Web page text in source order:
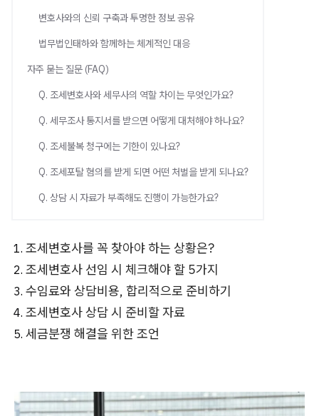
변호사와의 신뢰 구축과 투명한 정보 공유
법무법인태하와 함께하는 체계적인 대응
자주 묻는 질문 (FAQ)
Q. 조세변호사와 세무사의 역할 차이는 무엇인가요?
Q. 세무조사 통지서를 받으면 어떻게 대처해야 하나요?
Q. 조세불복 청구에는 기한이 있나요?
Q. 조세포탈 혐의를 받게 되면 어떤 처벌을 받게 되나요?
Q. 상담 시 자료가 부족해도 진행이 가능한가요?
조세변호사를 꼭 찾아야 하는 상황은?
조세변호사 선임 시 체크해야 할 5가지
수임료와 상담비용, 합리적으로 준비하기
조세변호사 상담 시 준비할 자료
세금분쟁 해결을 위한 조언